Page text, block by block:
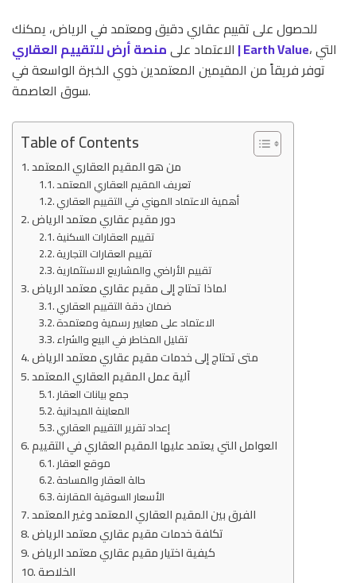
للحصول على تقييم عقاري دقيق ومعتمد في الرياض، يمكنك
الاعتماد على منصة أرض للتقييم العقاري | Earth Value، التي
توفر فريقاً من المقيمين المعتمدين ذوي الخبرة الواسعة في
سوق العاصمة.
Table of Contents
من هو المقيم العقاري المعتمد
تعريف المقيم العقاري المعتمد
أهمية الاعتماد المهني في التقييم العقاري
دور مقيم عقاري معتمد الرياض
تقييم العقارات السكنية
تقييم العقارات التجارية
تقييم الأراضي والمشاريع الاستثمارية
لماذا تحتاج إلى مقيم عقاري معتمد الرياض
ضمان دقة التقييم العقاري
الاعتماد على معايير رسمية ومعتمدة
تقليل المخاطر في البيع والشراء
متى تحتاج إلى خدمات مقيم عقاري معتمد الرياض
آلية عمل المقيم العقاري المعتمد
جمع بيانات العقار
المعاينة الميدانية
إعداد تقرير التقييم العقاري
العوامل التي يعتمد عليها المقيم العقاري في التقييم
موقع العقار
حالة العقار والمساحة
الأسعار السوقية المقارنة
الفرق بين المقيم العقاري المعتمد وغير المعتمد
تكلفة خدمات مقيم عقاري معتمد الرياض
كيفية اختيار مقيم عقاري معتمد الرياض
الخلاصة